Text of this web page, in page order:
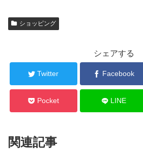
ショッピング
シェアする
Twitter Facebook
Pocket LINE
関連記事